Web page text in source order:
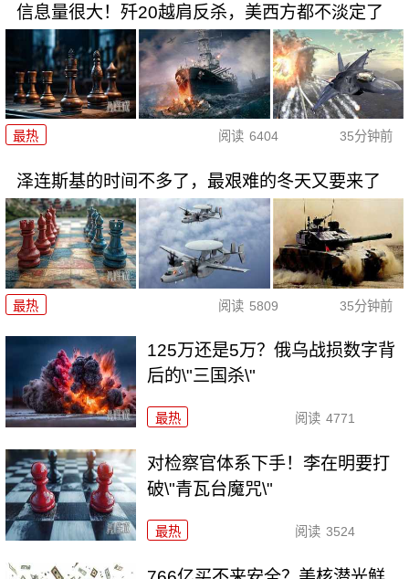
信息量很大！歼20越肩反杀，美西方都不淡定了
最热 阅读 6404 35分钟前
泽连斯基的时间不多了，最艰难的冬天又要来了
最热 阅读 5809 35分钟前
125万还是5万？俄乌战损数字背
后的\"三国杀\"
最热 阅读 4771
对检察官体系下手！李在明要打
破\"青瓦台魔咒\"
最热 阅读 3524